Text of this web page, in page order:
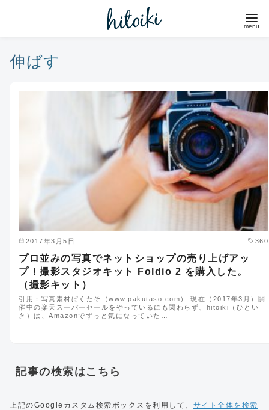
伸ばす
2017年3月5日 360
プロ並みの写真でネットショップの売り上げアッ
プ！撮影スタジオキット Foldio 2 を購入した。
（撮影キット）
引用：写真素材ぱくたそ（www.pakutaso.com） 現在（2017年3月）開
催中の楽天スーパーセールをやっているにも関わらず、hitoiki（ひとい
き）は、Amazonでずっと気になっていた…
記事の検索はこちら
上記のGoogleカスタム検索ボックスを利用して、 サイト全体を検索